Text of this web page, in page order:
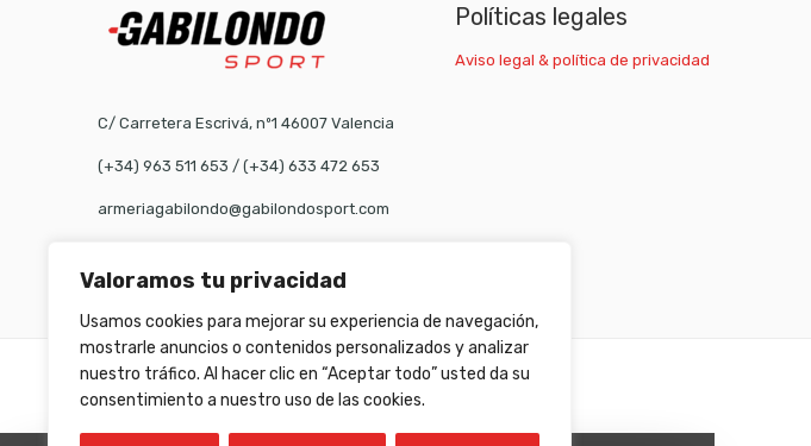
Valoramos tu privacidad
Usamos cookies para mejorar su experiencia de navegación,
mostrarle anuncios o contenidos personalizados y analizar
nuestro tráfico. Al hacer clic en “Aceptar todo” usted da su
consentimiento a nuestro uso de las cookies.
C/ Carretera Escrivá, nº1 46007 Valencia
(+34) 963 511 653 / (+34) 633 472 653
armeriagabilondo@gabilondosport.com
Políticas legales
Aviso legal & política de privacidad
©Gabilondo sport - All Right reserved!